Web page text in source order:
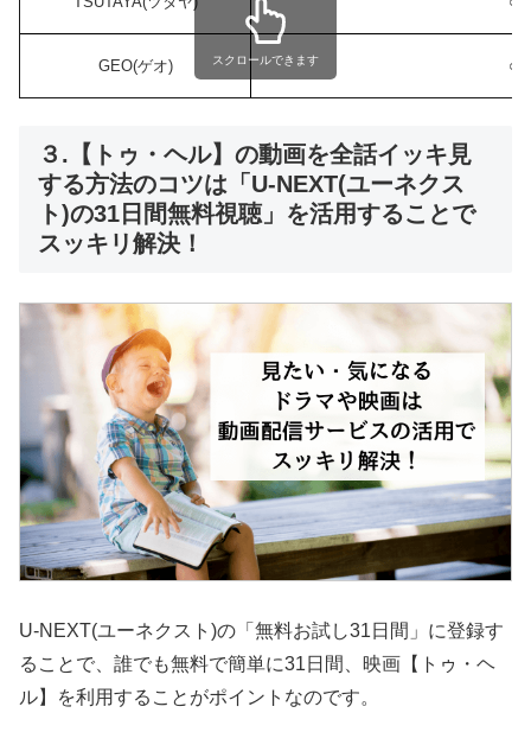
GEO(ゲオ) ○
スクロールできます
３.【トゥ・ヘル】の動画を全話イッキ見
する方法のコツは「U-NEXT(ユーネクス
ト)の31日間無料視聴」を活用することで
スッキリ解決！
U-NEXT(ユーネクスト)の「無料お試し31日間」に登録す
ることで、誰でも無料で簡単に31日間、映画【トゥ・ヘ
ル】を利用することがポイントなのです。